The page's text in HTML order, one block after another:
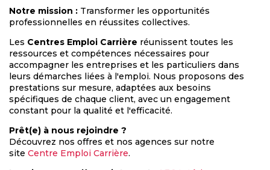
Notre mission : Transformer les opportunités
professionnelles en réussites collectives.
Les Centres Emploi Carrière réunissent toutes les
ressources et compétences nécessaires pour
accompagner les entreprises et les particuliers dans
leurs démarches liées à l'emploi. Nous proposons des
prestations sur mesure, adaptées aux besoins
spécifiques de chaque client, avec un engagement
constant pour la qualité et l'efficacité.
Prêt(e) à nous rejoindre ?
Découvrez nos offres et nos agences sur notre
site Centre Emploi Carrière.